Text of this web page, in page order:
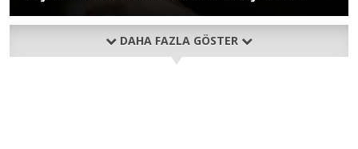
DAHA FAZLA GÖSTER